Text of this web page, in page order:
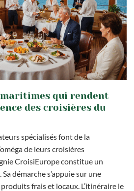
maritimes qui rendent
des croisières du
spécialisés font de la
de leurs croisières
CroisiEurope constitue un
démarche s’appuie sur une
frais et locaux. L’itinéraire le